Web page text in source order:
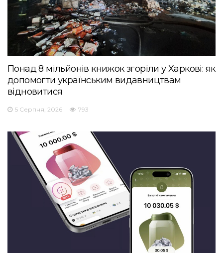
Понад 8 мільйонів книжок згоріли у Харкові: як
допомогти українським видавництвам
відновитися
5 Серпня, 2026 793